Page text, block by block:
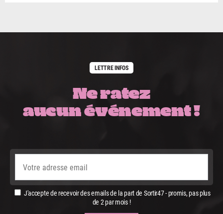
LETTRE INFOS
Ne ratez
aucun événement !
J'accepte de recevoir des emails de la part de Sortir47 - promis, pas plus
de 2 par mois !